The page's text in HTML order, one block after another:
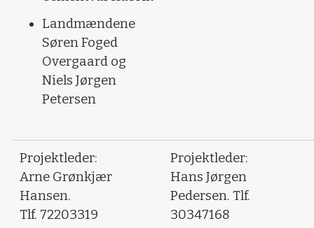
Landmændene
Søren Foged
Overgaard og
Niels Jørgen
Petersen
Projektleder:
Arne Grønkjær
Hansen.
Tlf. 72203319
Projektleder:
Hans Jørgen
Pedersen. Tlf.
30347168